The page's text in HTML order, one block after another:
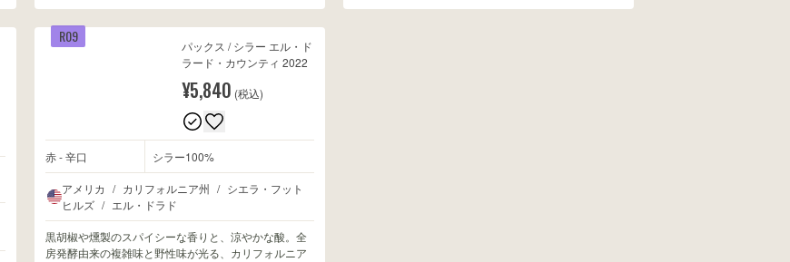
R09
パックス / シラー エル・ド
ラード・カウンティ 2022
¥5,840 (税込)
赤 - 辛口 シラー100%
アメリカ / カリフォルニア州 / シエラ・フット
ヒルズ / エル・ドラド
黒胡椒や燻製のスパイシーな香りと、涼やかな酸。全
房発酵由来の複雑味と野性味が光る、カリフォルニア